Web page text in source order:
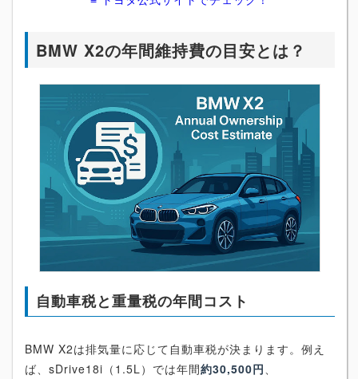
BMW X2の年間維持費の目安とは？
自動車税と重量税の年間コスト
BMW X2は排気量に応じて自動車税が決まります。例え
ば、sDrive18i（1.5L）では年間約30,500円